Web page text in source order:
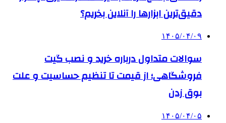
دقیق‌ترین ابزارها را آنلاین بخریم؟
۱۴۰۵/۰۴/۰۹
سوالات متداول درباره خرید و نصب گیت
فروشگاهی؛ از قیمت تا تنظیم حساسیت و علت
بوق زدن
۱۴۰۵/۰۴/۰۵